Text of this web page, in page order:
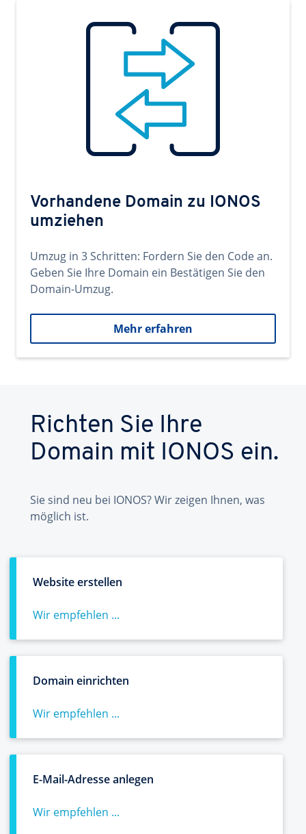
Vorhandene Domain zu IONOS
umziehen
Umzug in 3 Schritten: Fordern Sie den Code an.
Geben Sie Ihre Domain ein Bestätigen Sie den
Domain-Umzug.
Mehr erfahren
Richten Sie Ihre
Domain mit IONOS ein.
Sie sind neu bei IONOS? Wir zeigen Ihnen, was
möglich ist.
Website erstellen
Wir empfehlen ...
Domain einrichten
Wir empfehlen ...
E-Mail-Adresse anlegen
Wir empfehlen ...